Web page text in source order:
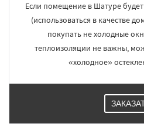
Если помещение в Шатуре
(использоваться в качестве
покупать не холодные
теплоизоляции не важны,
«холодное»